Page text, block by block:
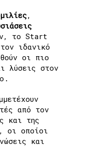
,
το Start
ιδανικό
οι πιο
λύσεις στον
από τον
και της
οι οποίοι
και